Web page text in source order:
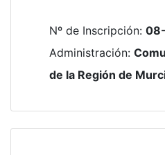
Nº de Inscripción:
Administración:
de la Región de